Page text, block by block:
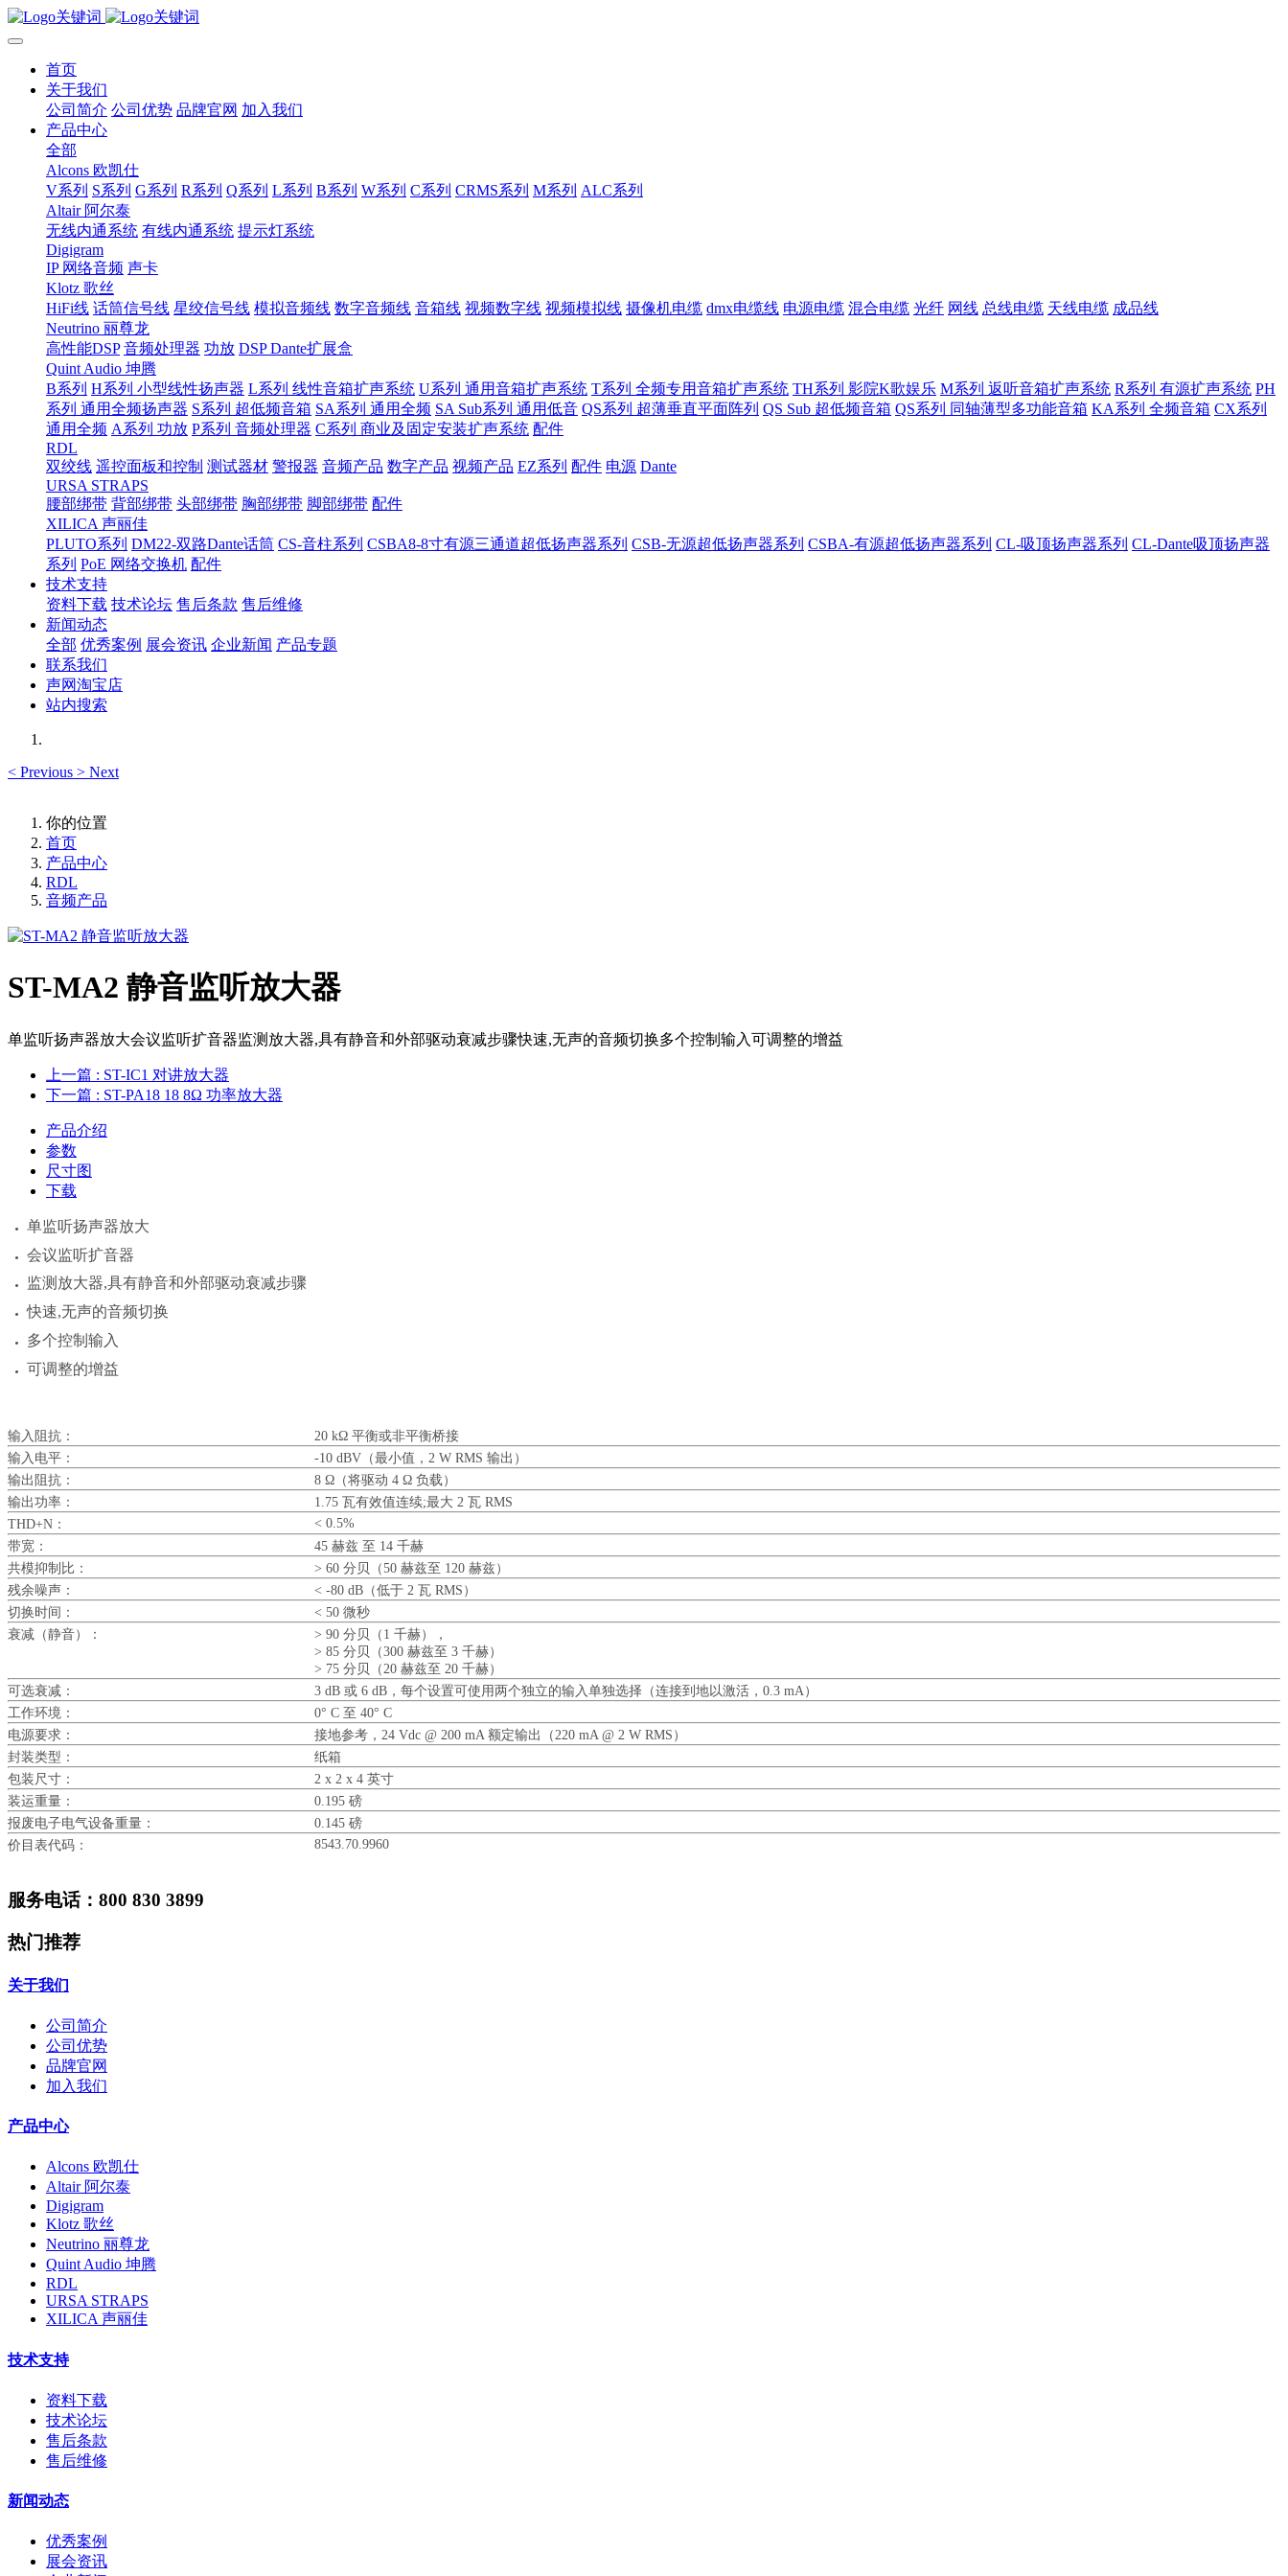
首页
关于我们
公司简介 公司优势 品牌官网 加入我们
产品中心
全部
Alcons 欧凯仕
V系列 S系列 G系列 R系列 Q系列 L系列 B系列 W系列 C系列 CRMS系列 M系列 ALC系列
Altair 阿尔泰
无线内通系统 有线内通系统 提示灯系统
Digigram
IP 网络音频 声卡
Klotz 歌丝
HiFi线 话筒信号线 星绞信号线 模拟音频线 数字音频线 音箱线 视频数字线 视频模拟线 摄像机电缆 dmx电缆线 电源电缆 混合电缆 光纤 网线 总线电缆 天线电缆 成品线
Neutrino 丽尊龙
高性能DSP 音频处理器 功放 DSP Dante扩展盒
Quint Audio 坤腾
B系列 H系列 小型线性扬声器 L系列 线性音箱扩声系统 U系列 通用音箱扩声系统 T系列 全频专用音箱扩声系统 TH系列 影院K歌娱乐 M系列 返听音箱扩声系统 R系列 有源扩声系统 PH
系列 通用全频扬声器 S系列 超低频音箱 SA系列 通用全频 SA Sub系列 通用低音 QS系列 超薄垂直平面阵列 QS Sub 超低频音箱 QS系列 同轴薄型多功能音箱 KA系列 全频音箱 CX系列
通用全频 A系列 功放 P系列 音频处理器 C系列 商业及固定安装扩声系统 配件
RDL
双绞线 遥控面板和控制 测试器材 警报器 音频产品 数字产品 视频产品 EZ系列 配件 电源 Dante
URSA STRAPS
腰部绑带 背部绑带 头部绑带 胸部绑带 脚部绑带 配件
XILICA 声丽佳
PLUTO系列 DM22-双路Dante话筒 CS-音柱系列 CSBA8-8寸有源三通道超低扬声器系列 CSB-无源超低扬声器系列 CSBA-有源超低扬声器系列 CL-吸顶扬声器系列 CL-Dante吸顶扬声器
系列 PoE 网络交换机 配件
技术支持
资料下载 技术论坛 售后条款 售后维修
新闻动态
全部 优秀案例 展会资讯 企业新闻 产品专题
联系我们
声网淘宝店
站内搜索
< Previous > Next
你的位置
首页
产品中心
RDL
音频产品
ST-MA2 静音监听放大器
单监听扬声器放大会议监听扩音器监测放大器,具有静音和外部驱动衰减步骤快速,无声的音频切换多个控制输入可调整的增益
上一篇 : ST-IC1 对讲放大器
下一篇 : ST-PA18 18 8Ω 功率放大器
产品介绍
参数
尺寸图
下载
单监听扬声器放大
会议监听扩音器
监测放大器,具有静音和外部驱动衰减步骤
快速,无声的音频切换
多个控制输入
可调整的增益
输入阻抗：
20 kΩ 平衡或非平衡桥接
输入电平：
-10 dBV（最小值，2 W RMS 输出）
输出阻抗：
8 Ω（将驱动 4 Ω 负载）
输出功率：
1.75 瓦有效值连续;最大 2 瓦 RMS
THD+N：
< 0.5%
带宽：
45 赫兹 至 14 千赫
共模抑制比：
> 60 分贝（50 赫兹至 120 赫兹）
残余噪声：
< -80 dB（低于 2 瓦 RMS）
切换时间：
< 50 微秒
衰减（静音）：
> 90 分贝（1 千赫），
> 85 分贝（300 赫兹至 3 千赫）
> 75 分贝（20 赫兹至 20 千赫）
可选衰减：
3 dB 或 6 dB，每个设置可使用两个独立的输入单独选择（连接到地以激活，0.3 mA）
工作环境：
0° C 至 40° C
电源要求：
接地参考，24 Vdc @ 200 mA 额定输出（220 mA @ 2 W RMS）
封装类型：
纸箱
包装尺寸：
2 x 2 x 4 英寸
装运重量：
0.195 磅
报废电子电气设备重量：
0.145 磅
价目表代码：
8543.70.9960
服务电话：800 830 3899
热门推荐
关于我们
公司简介
公司优势
品牌官网
加入我们
产品中心
Alcons 欧凯仕
Altair 阿尔泰
Digigram
Klotz 歌丝
Neutrino 丽尊龙
Quint Audio 坤腾
RDL
URSA STRAPS
XILICA 声丽佳
技术支持
资料下载
技术论坛
售后条款
售后维修
新闻动态
优秀案例
展会资讯